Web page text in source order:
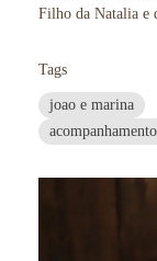
Filho da Natalia e
Tags
joao e marina